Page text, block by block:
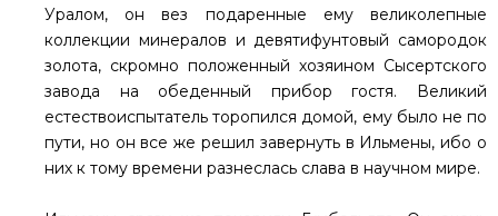
Уралом, он вез подаренные ему великолепные
коллекции минералов и девятифунтовый самородок
золота, скромно положенный хозяином Сысертского
завода на обеденный прибор гостя. Великий
естествоиспытатель торопился домой, ему было не по
пути, но он все же решил завернуть в Ильмены, ибо о
них к тому времени разнеслась слава в научном мире.